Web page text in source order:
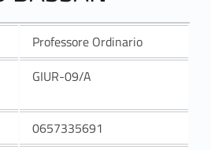
Professore Ordinario
GIUR-09/A
0657335691